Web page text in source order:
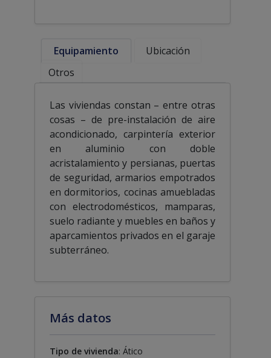
Equipamiento
Ubicación
Otros
Las viviendas constan – entre otras
cosas – de pre-instalación de aire
acondicionado, carpintería exterior
en aluminio con doble
acristalamiento y persianas, puertas
de seguridad, armarios empotrados
en dormitorios, cocinas amuebladas
con electrodomésticos, mamparas,
suelo radiante y muebles en baños y
aparcamientos privados en el garaje
subterráneo.
Más datos
Tipo de vivienda: Ático